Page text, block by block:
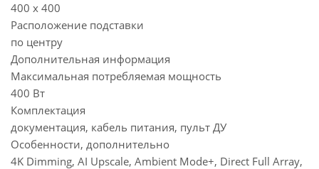
400 x 400
Расположение подставки
по центру
Дополнительная информация
Максимальная потребляемая мощность
400 Вт
Комплектация
документация, кабель питания, пульт ДУ
Особенности, дополнительно
4K Dimming, AI Upscale, Ambient Mode+, Direct Full Array,